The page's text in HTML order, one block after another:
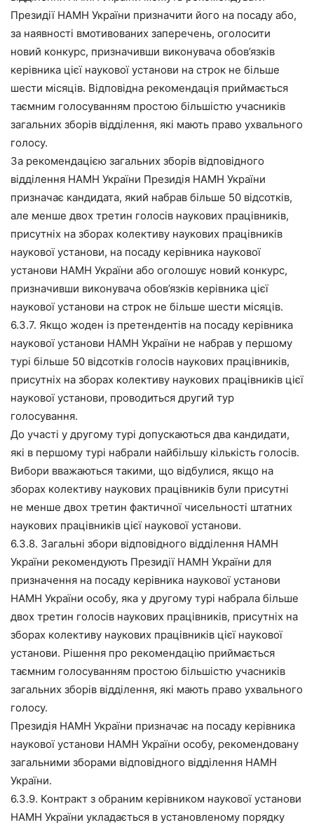
Президії НАМН України призначити його на посаду або,
за наявності вмотивованих заперечень, оголосити
новий конкурс, призначивши виконувача обов’язків
керівника цієї наукової установи на строк не більше
шести місяців. Відповідна рекомендація приймається
таємним голосуванням простою більшістю учасників
загальних зборів відділення, які мають право ухвального
голосу.
За рекомендацією загальних зборів відповідного
відділення НАМН України Президія НАМН України
призначає кандидата, який набрав більше 50 відсотків,
але менше двох третин голосів наукових працівників,
присутніх на зборах колективу наукових працівників
наукової установи, на посаду керівника наукової
установи НАМН України або оголошує новий конкурс,
призначивши виконувача обов’язків керівника цієї
наукової установи на строк не більше шести місяців.
6.3.7. Якщо жоден із претендентів на посаду керівника
наукової установи НАМН України не набрав у першому
турі більше 50 відсотків голосів наукових працівників,
присутніх на зборах колективу наукових працівників цієї
наукової установи, проводиться другий тур
голосування.
До участі у другому турі допускаються два кандидати,
які в першому турі набрали найбільшу кількість голосів.
Вибори вважаються такими, що відбулися, якщо на
зборах колективу наукових працівників були присутні
не менше двох третин фактичної чисельності штатних
наукових працівників цієї наукової установи.
6.3.8. Загальні збори відповідного відділення НАМН
України рекомендують Президії НАМН України для
призначення на посаду керівника наукової установи
НАМН України особу, яка у другому турі набрала більше
двох третин голосів наукових працівників, присутніх на
зборах колективу наукових працівників цієї наукової
установи. Рішення про рекомендацію приймається
таємним голосуванням простою більшістю учасників
загальних зборів відділення, які мають право ухвального
голосу.
Президія НАМН України призначає на посаду керівника
наукової установи НАМН України особу, рекомендовану
загальними зборами відповідного відділення НАМН
України.
6.3.9. Контракт з обраним керівником наукової установи
НАМН України укладається в установленому порядку